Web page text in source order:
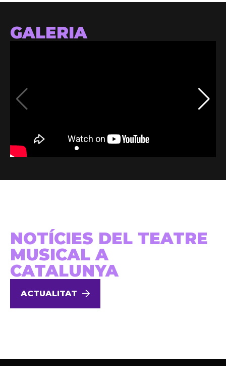
GALERIA
NOTÍCIES DEL TEATRE
MUSICAL A
CATALUNYA
ACTUALITAT